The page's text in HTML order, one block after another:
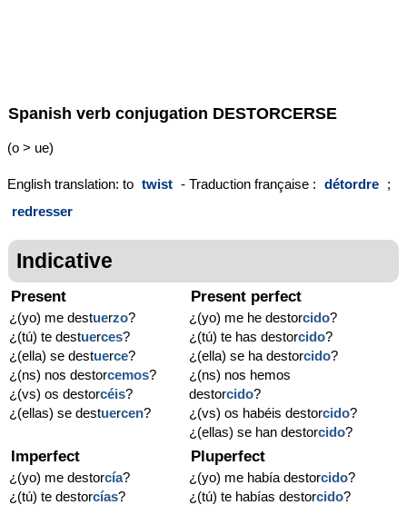
Spanish verb conjugation DESTORCERSE
(o > ue)
English translation: to twist - Traduction française : détordre ;
redresser
Indicative
Present
¿(yo) me destuerzo?
¿(tú) te destuerces?
¿(ella) se destuerce?
¿(ns) nos destorcemos?
¿(vs) os destorcéis?
¿(ellas) se destuercen?
Present perfect
¿(yo) me he destorcido?
¿(tú) te has destorcido?
¿(ella) se ha destorcido?
¿(ns) nos hemos
destorcido?
¿(vs) os habéis destorcido?
¿(ellas) se han destorcido?
Imperfect
¿(yo) me destorcía?
¿(tú) te destorcías?
Pluperfect
¿(yo) me había destorcido?
¿(tú) te habías destorcido?